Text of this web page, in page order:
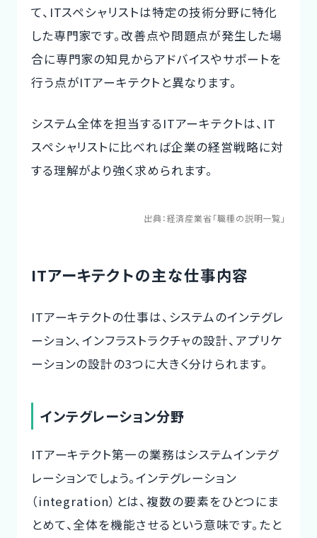
て、ITスペシャリストは特定の技術分野に特化
した専門家です。改善点や問題点が発生した場
合に専門家の知見からアドバイスやサポートを
行う点がITアーキテクトと異なります。
システム全体を担当するITアーキテクトは、IT
スペシャリストに比べれば企業の経営戦略に対
する理解がより強く求められます。
出典：経済産業省「職種の説明一覧」
ITアーキテクトの主な仕事内容
ITアーキテクトの仕事は、システムのインテグレ
ーション、インフラストラクチャの設計、アプリケ
ーションの設計の3つに大きく分けられます。
インテグレーション分野
ITアーキテクト第一の業務はシステムインテグ
レーションでしょう。インテグレーション
（integration）とは、複数の要素をひとつにま
とめて、全体を機能させるという意味です。たと